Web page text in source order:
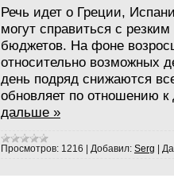
Речь идет о Греции,
могут справиться с
бюджетов. На фоне
относительно возможных
день подряд снижаются
обновляет по отношению
дальше »
Просмотров: 1216 Добавил: Serg